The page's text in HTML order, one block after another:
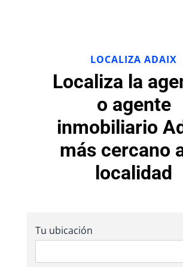
LOCALIZA ADAIX
Localiza la
o agente
inmobiliario
más cercano
localidad
Tu ubicación